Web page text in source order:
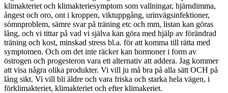
klimakteriet och klimakteriesymptom som vallningar, hjärndimma,
ångest och oro, ont i kroppen, viktuppgång, urinvägsinfektioner,
sömnproblem, sämre svar på träning etc och mm, listan kan göras
lång, och vi tittar på vad vi själva kan göra med hjälp av förändrad
träning och kost, minskad stress bl.a. för att komma till rätta med
symptomen. Och om det inte räcker kan hormoner i form av
östrogen och progesteron vara ett alternativ att addera. Jag kommer
att visa några olika produkter. Vi vill ju må bra på alla sätt OCH på
lång sikt. Vi vill bli äldre och vara friska och starka hela vägen, i
förklimakteriet, klimakteriet och efter klimakeriet.